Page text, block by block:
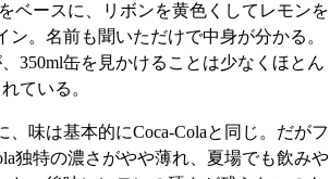
ベースに、リボンを黄色くしてレモンを
ン。名前も聞いただけで中身が分かる。
350ml缶を見かけることは少なくほとん
ている。
味は基本的にCoca-Colaと同じ。だがフ
独特の濃さがやや薄れ、夏場でも飲みや